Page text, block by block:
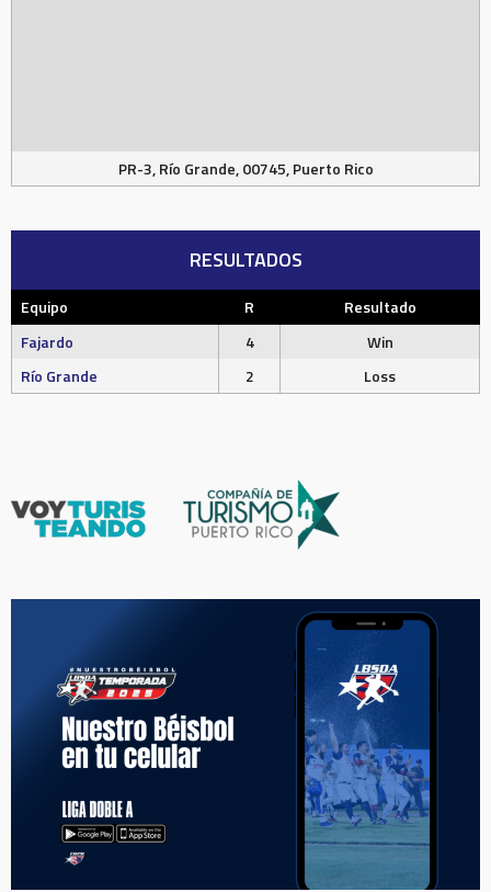
PR-3, Río Grande, 00745, Puerto Rico
RESULTADOS
Equipo R
Resultado
Fajardo
4
Win
Río Grande
2 Loss